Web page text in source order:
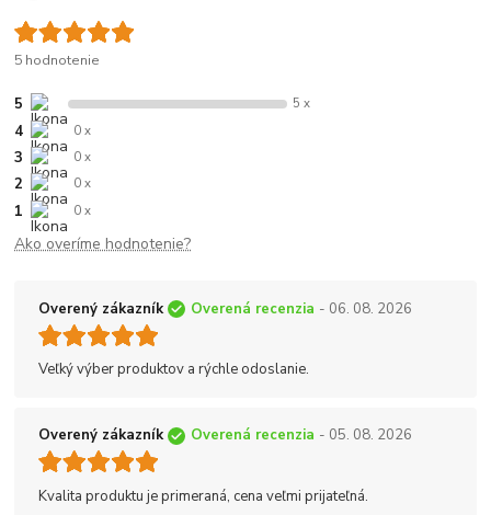
5 hodnotenie
5 5 x
4 0 x
3 0 x
2 0 x
1 0 x
Ako overíme hodnotenie?
Overený zákazník Overená recenzia - 06. 08. 2026
Veľký výber produktov a rýchle odoslanie.
Overený zákazník Overená recenzia - 05. 08. 2026
Kvalita produktu je primeraná, cena veľmi prijateľná.